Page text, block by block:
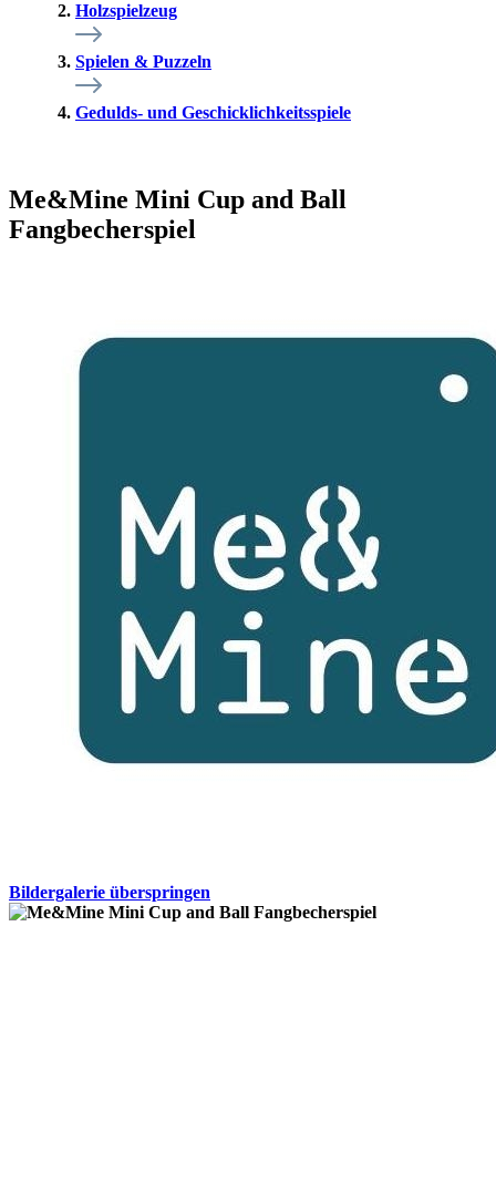
Holzspielzeug
Spielen & Puzzeln
Gedulds- und Geschicklichkeitsspiele
Me&Mine Mini Cup and Ball
Fangbecherspiel
Bildergalerie überspringen